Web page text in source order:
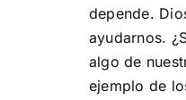
depende.
ayudarnos.
algo de
ejemplo de